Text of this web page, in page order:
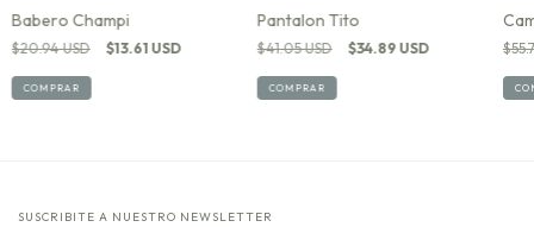
Babero Champi
$20.94 USD $13.61 USD
COMPRAR
Pantalon Tito
$41.05 USD $34.89 USD
COMPRAR
SUSCRIBITE A NUESTRO NEWSLETTER